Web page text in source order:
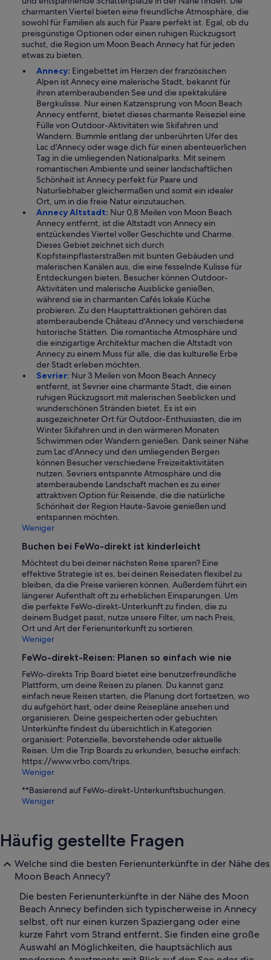
charmanten Viertel bieten eine freundliche Atmosphäre, die
sowohl für Familien als auch für Paare perfekt ist. Egal, ob du
preisgünstige Optionen oder einen ruhigen Rückzugsort
suchst, die Region um Moon Beach Annecy hat für jeden
etwas zu bieten.
Annecy: Eingebettet im Herzen der französischen
Alpen ist Annecy eine malerische Stadt, bekannt für
ihren atemberaubenden See und die spektakuläre
Bergkulisse. Nur einen Katzensprung von Moon Beach
Annecy entfernt, bietet dieses charmante Reiseziel eine
Fülle von Outdoor-Aktivitäten wie Skifahren und
Wandern. Bummle entlang der unberührten Ufer des
Lac d'Annecy oder wage dich für einen abenteuerlichen
Tag in die umliegenden Nationalparks. Mit seinem
romantischen Ambiente und seiner landschaftlichen
Schönheit ist Annecy perfekt für Paare und
Naturliebhaber gleichermaßen und somit ein idealer
Ort, um in die freie Natur einzutauchen.
Annecy Altstadt: Nur 0,8 Meilen von Moon Beach
Annecy entfernt, ist die Altstadt von Annecy ein
entzückendes Viertel voller Geschichte und Charme.
Dieses Gebiet zeichnet sich durch
Kopfsteinpflasterstraßen mit bunten Gebäuden und
malerischen Kanälen aus, die eine fesselnde Kulisse für
Entdeckungen bieten. Besucher können Outdoor-
Aktivitäten und malerische Ausblicke genießen,
während sie in charmanten Cafés lokale Küche
probieren. Zu den Hauptattraktionen gehören das
atemberaubende Château d'Annecy und verschiedene
historische Stätten. Die romantische Atmosphäre und
die einzigartige Architektur machen die Altstadt von
Annecy zu einem Muss für alle, die das kulturelle Erbe
der Stadt erleben möchten.
Sevrier: Nur 3 Meilen von Moon Beach Annecy
entfernt, ist Sevrier eine charmante Stadt, die einen
ruhigen Rückzugsort mit malerischen Seeblicken und
wunderschönen Stränden bietet. Es ist ein
ausgezeichneter Ort für Outdoor-Enthusiasten, die im
Winter Skifahren und in den wärmeren Monaten
Schwimmen oder Wandern genießen. Dank seiner Nähe
zum Lac d'Annecy und den umliegenden Bergen
können Besucher verschiedene Freizeitaktivitäten
nutzen. Sevriers entspannte Atmosphäre und die
atemberaubende Landschaft machen es zu einer
attraktiven Option für Reisende, die die natürliche
Schönheit der Region Haute-Savoie genießen und
entspannen möchten.
Weniger
Buchen bei FeWo-direkt ist kinderleicht
Möchtest du bei deiner nächsten Reise sparen? Eine
effektive Strategie ist es, bei deinen Reisedaten flexibel zu
bleiben, da die Preise variieren können. Außerdem führt ein
längerer Aufenthalt oft zu erheblichen Einsparungen. Um
die perfekte FeWo-direkt-Unterkunft zu finden, die zu
deinem Budget passt, nutze unsere Filter, um nach Preis,
Ort und Art der Ferienunterkunft zu sortieren.
Weniger
FeWo-direkt-Reisen: Planen so einfach wie nie
FeWo-direkts Trip Board bietet eine benutzerfreundliche
Plattform, um deine Reisen zu planen. Du kannst ganz
einfach neue Reisen starten, die Planung dort fortsetzen, wo
du aufgehört hast, oder deine Reisepläne ansehen und
organisieren. Deine gespeicherten oder gebuchten
Unterkünfte findest du übersichtlich in Kategorien
organisiert: Potenzielle, bevorstehende oder aktuelle
Reisen. Um die Trip Boards zu erkunden, besuche einfach:
https://www.vrbo.com/trips.
Weniger
**Basierend auf FeWo-direkt-Unterkunftsbuchungen.
Weniger
Häufig gestellte Fragen
Welche sind die besten Ferienunterkünfte in der Nähe des
Moon Beach Annecy?
Die besten Ferienunterkünfte in der Nähe des Moon
Beach Annecy befinden sich typischerweise in Annecy
selbst, oft nur einen kurzen Spaziergang oder eine
kurze Fahrt vom Strand entfernt. Sie finden eine große
Auswahl an Möglichkeiten, die hauptsächlich aus